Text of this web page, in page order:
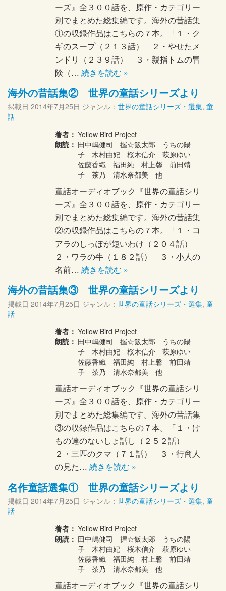
ーズ』全３００話を、原作・カテゴリー
別でまとめた総集編です。海外の昔話集
①の収録作品はこちらの７本。「１・ク
ギのスープ（２１３話） ２・やせたメ
ンドリ（２３９話） ３・親指トムの冒
険（… 続きを読む »
海外の昔話集② 世界の童話シリーズより
掲載日 2014年7月25日 ジャンル： 世界の童話シリーズ・選集, 童
話
著者： Yellow Bird Project
朗読： 田中嶋健司 握☆飯太郎 うちの陽
子 木村由妃 桜木信介 萩原ゆい
佐藤香織 福田純 村上馨 前田靖
子 茶乃 清水奈都美 他
童話オーディオブック『世界の童話シリ
ーズ』全３００話を、原作・カテゴリー
別でまとめた総集編です。海外の昔話集
②の収録作品はこちらの７本。「１・コ
アラのしっぽが短いわけ（２０４話）
２・ワラの牛（１８２話） ３・小人の
名前… 続きを読む »
海外の昔話集③ 世界の童話シリーズより
掲載日 2014年7月25日 ジャンル： 世界の童話シリーズ・選集, 童
話
著者： Yellow Bird Project
朗読： 田中嶋健司 握☆飯太郎 うちの陽
子 木村由妃 桜木信介 萩原ゆい
佐藤香織 福田純 村上馨 前田靖
子 茶乃 清水奈都美 他
童話オーディオブック『世界の童話シリ
ーズ』全３００話を、原作・カテゴリー
別でまとめた総集編です。海外の昔話集
③の収録作品はこちらの７本。「１・け
もの達のないしょ話し（２５２話）
２・三匹のクマ（７１話） ３・行商人
の見た… 続きを読む »
名作童話選集① 世界の童話シリーズより
掲載日 2014年7月25日 ジャンル： 世界の童話シリーズ・選集, 童
話
著者： Yellow Bird Project
朗読： 田中嶋健司 握☆飯太郎 うちの陽
子 木村由妃 桜木信介 萩原ゆい
佐藤香織 福田純 村上馨 前田靖
子 茶乃 清水奈都美 他
童話オーディオブック『世界の童話シリ